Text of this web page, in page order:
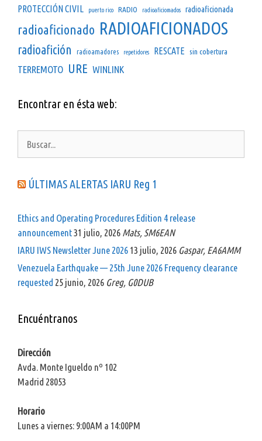
PROTECCIÓN CIVIL puerto rico RADIO radioaficiomados radioaficionada
radioaficionado RADIOAFICIONADOS
radioafición radioamadores repetidores RESCATE sin cobertura
TERREMOTO URE WINLINK
Encontrar en ésta web:
ÚLTIMAS ALERTAS IARU Reg 1
Ethics and Operating Procedures Edition 4 release
announcement31 julio, 2026 Mats, SM6EAN
IARU IWS Newsletter June 2026 13 julio, 2026 Gaspar, EA6AMM
Venezuela Earthquake — 25th June 2026 Frequency clearance
requested 25 junio, 2026 Greg, G0DUB
Encuéntranos
Dirección
Avda. Monte Igueldo nº 102
Madrid 28053
Horario
Lunes a viernes: 9:00AM a 14:00PM